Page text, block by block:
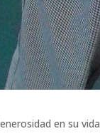
en su vida